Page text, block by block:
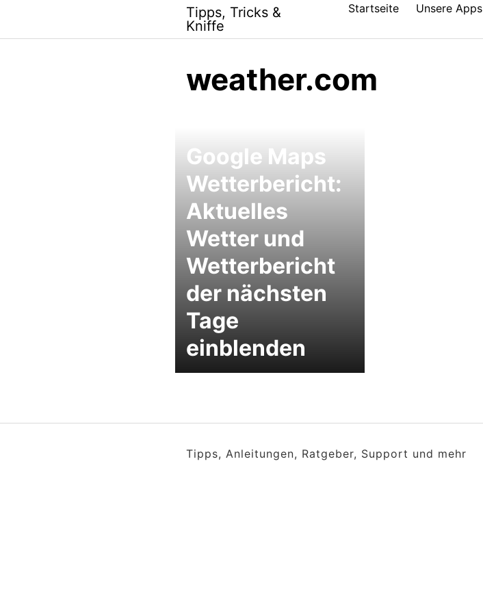
content
Tipps, Tricks &
Kniffe
Startseite Unsere Apps
weather.com
Google Maps
Wetterbericht:
Aktuelles
Wetter und
Wetterbericht
der nächsten
Tage
einblenden
Tipps, Anleitungen, Ratgeber, Support und mehr